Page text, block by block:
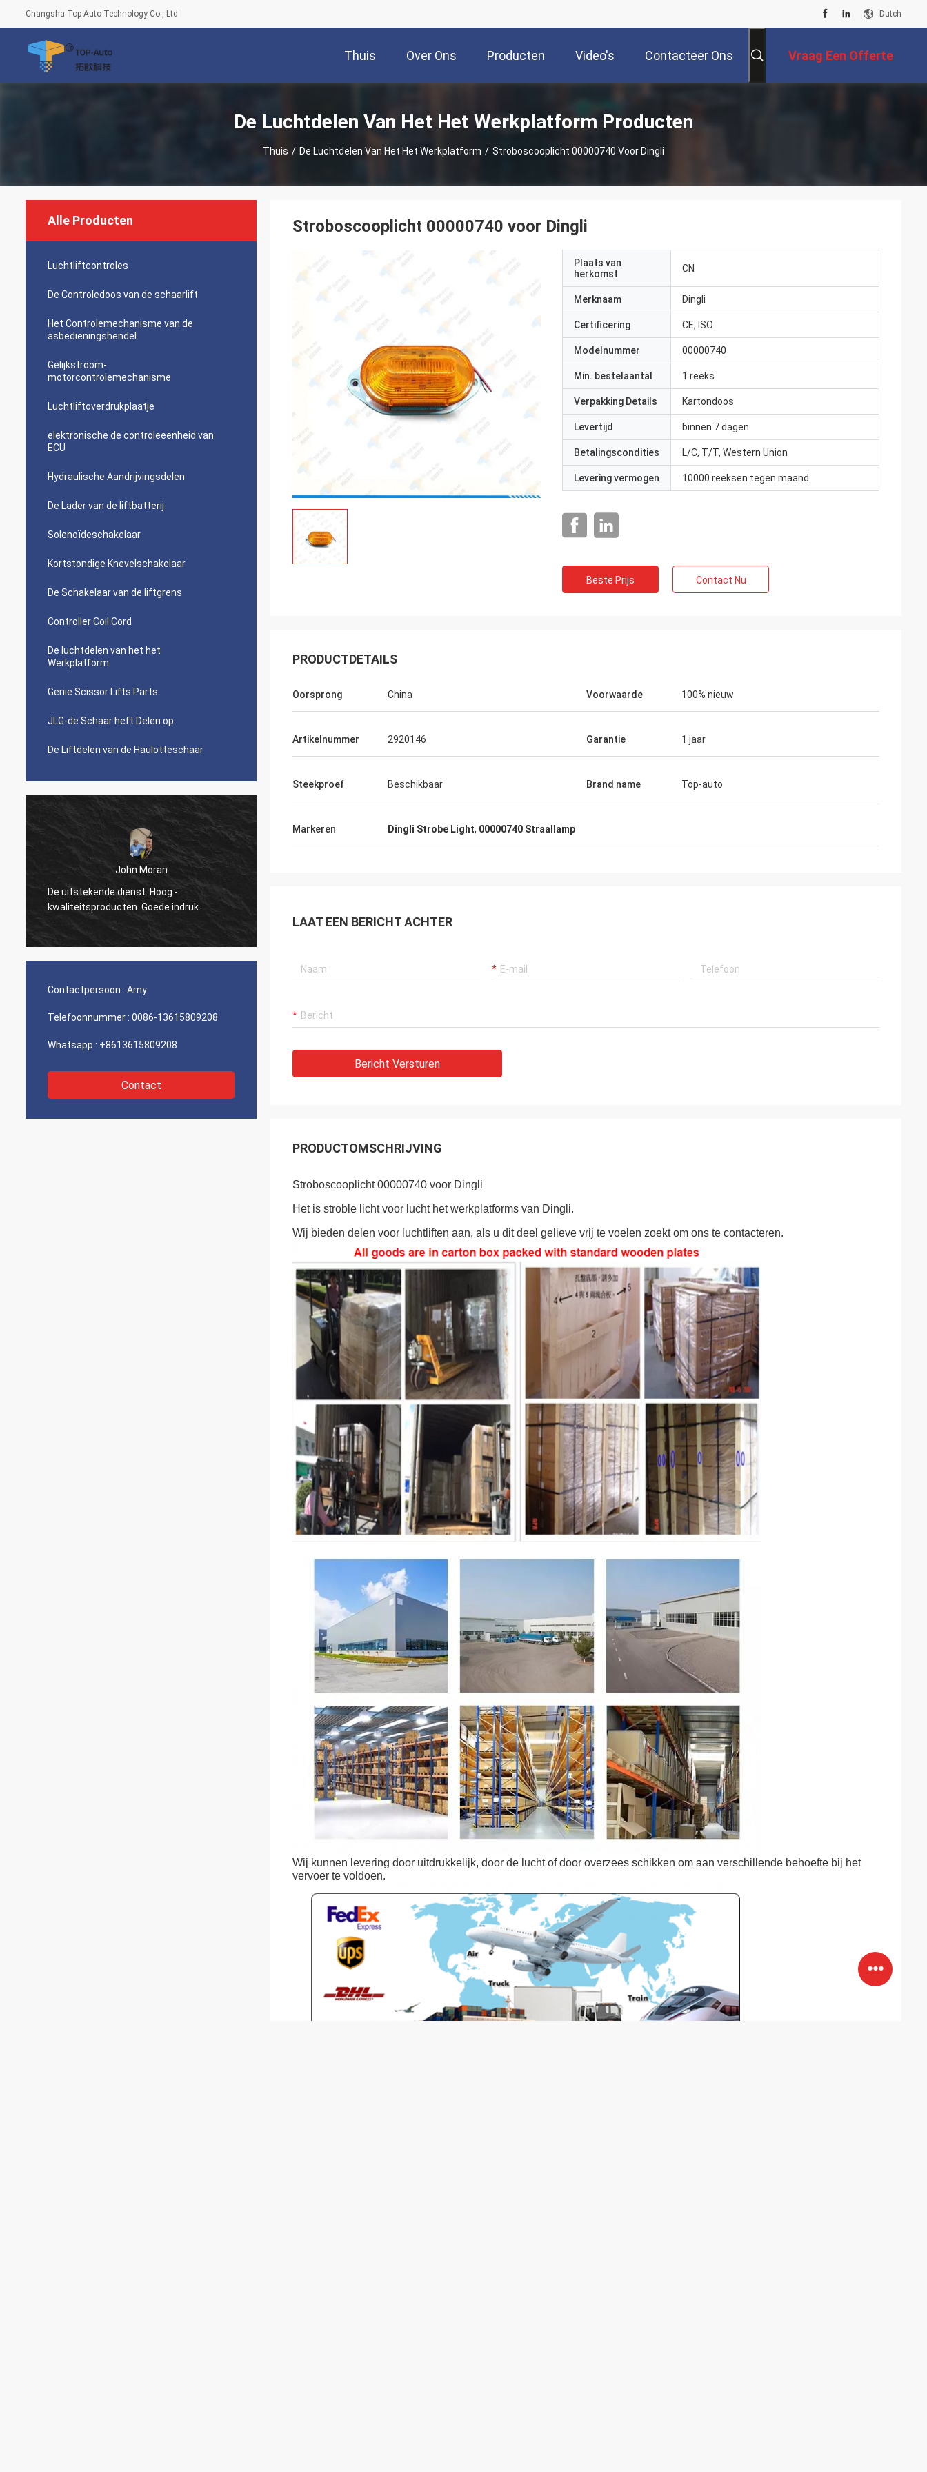
Changsha Top-Auto Technology Co., Ltd Dutch
Thuis Over Ons Producten Video's Contacteer Ons Vraag Een Offerte
De Luchtdelen Van Het Het Werkplatform Producten
Thuis / De Luchtdelen Van Het Het Werkplatform / Stroboscooplicht 00000740 Voor Dingli
Alle Producten
Luchtliftcontroles
De Controledoos van de schaarlift
Het Controlemechanisme van de
asbedieningshendel
Gelijkstroom-
motorcontrolemechanisme
Luchtliftoverdrukplaatje
elektronische de controleeenheid van
ECU
Hydraulische Aandrijvingsdelen
De Lader van de liftbatterij
Solenoïdeschakelaar
Kortstondige Knevelschakelaar
De Schakelaar van de liftgrens
Controller Coil Cord
De luchtdelen van het het
Werkplatform
Genie Scissor Lifts Parts
JLG-de Schaar heft Delen op
De Liftdelen van de Haulotteschaar
John Moran
De uitstekende dienst. Hoog -
kwaliteitsproducten. Goede indruk.
Contactpersoon : Amy
Telefoonnummer : 0086-13615809208
Whatsapp : +8613615809208
Contact
Stroboscooplicht 00000740 voor Dingli
Plaats van
herkomst
CN
Merknaam Dingli
Certificering CE, ISO
Modelnummer 00000740
Min. bestelaantal 1 reeks
Verpakking Details Kartondoos
Levertijd binnen 7 dagen
Betalingscondities L/C, T/T, Western Union
Levering vermogen 10000 reeksen tegen maand
Beste Prijs Contact Nu
PRODUCTDETAILS
Oorsprong China Voorwaarde 100% nieuw
Artikelnummer 2920146 Garantie 1 jaar
Steekproef Beschikbaar Brand name Top-auto
Markeren Dingli Strobe Light, 00000740 Straallamp
LAAT EEN BERICHT ACHTER
Bericht Versturen
PRODUCTOMSCHRIJVING
Stroboscooplicht 00000740 voor Dingli
Het is stroble licht voor lucht het werkplatforms van Dingli.
Wij bieden delen voor luchtliften aan, als u dit deel gelieve vrij te voelen zoekt om ons te contacteren.
Wij kunnen levering door uitdrukkelijk, door de lucht of door overzees schikken om aan verschillende behoefte bij het
vervoer te voldoen.